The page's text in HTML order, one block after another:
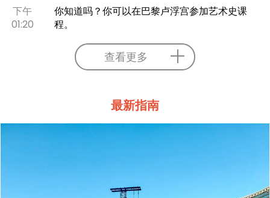
下午
01:20
你知道吗？你可以在巴黎卢浮宫参加艺术史课
程。
查看更多
最新指南